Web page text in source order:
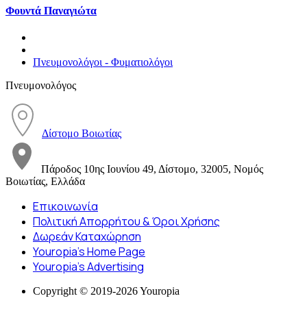
Φουντά Παναγιώτα
Πνευμονολόγοι - Φυματιολόγοι
Πνευμονολόγος
Δίστομο Βοιωτίας
Πάροδος 10ης Ιουνίου 49, Δίστομο, 32005, Νομός
Βοιωτίας, Ελλάδα
Επικοινωνία
Πολιτική Απορρήτου & Όροι Χρήσης
Δωρεάν Καταχώρηση
Youropia’s Home Page
Youropia’s Advertising
Copyright © 2019-2026 Youropia